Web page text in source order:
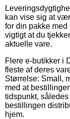
kan vise sig at
for din pakke
vigtigt at du
aktuelle vare.
Flere e-butikker i
fleste af deres
Størrelse: Small,
med at
tidspunkt,
bestillingen
hjem.